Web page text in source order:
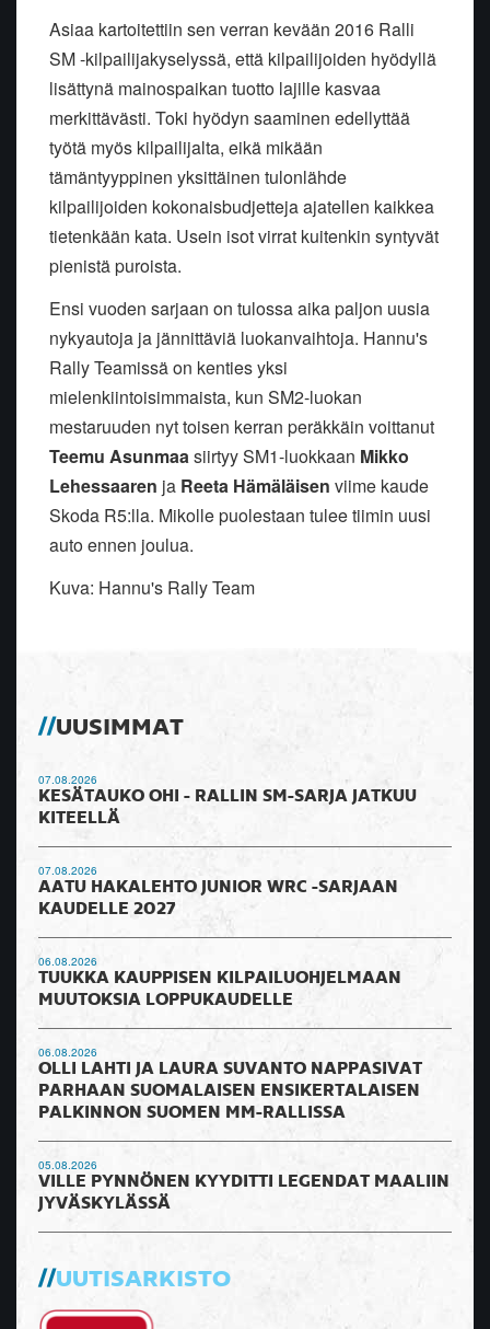
Asiaa kartoitettiin sen verran kevään 2016 Ralli
SM -kilpailijakyselyssä, että kilpailijoiden hyödyllä
lisättynä mainospaikan tuotto lajille kasvaa
merkittävästi. Toki hyödyn saaminen edellyttää
työtä myös kilpailijalta, eikä mikään
tämäntyyppinen yksittäinen tulonlähde
kilpailijoiden kokonaisbudjetteja ajatellen kaikkea
tietenkään kata. Usein isot virrat kuitenkin syntyvät
pienistä puroista.
Ensi vuoden sarjaan on tulossa aika paljon uusia
nykyautoja ja jännittäviä luokanvaihtoja. Hannu's
Rally Teamissä on kenties yksi
mielenkiintoisimmaista, kun SM2-luokan
mestaruuden nyt toisen kerran peräkkäin voittanut
Teemu Asunmaasiirtyy SM1-luokkaan Mikko
Lehessaaren ja Reeta Hämäläisen viime kaude
Skoda R5:lla. Mikolle puolestaan tulee tiimin uusi
auto ennen joulua.
Kuva: Hannu's Rally Team
UUSIMMAT
07.08.2026
KESÄTAUKO OHI - RALLIN SM-SARJA JATKUU
KITEELLÄ
07.08.2026
AATU HAKALEHTO JUNIOR WRC -SARJAAN
KAUDELLE 2027
06.08.2026
TUUKKA KAUPPISEN KILPAILUOHJELMAAN
MUUTOKSIA LOPPUKAUDELLE
06.08.2026
OLLI LAHTI JA LAURA SUVANTO NAPPASIVAT
PARHAAN SUOMALAISEN ENSIKERTALAISEN
PALKINNON SUOMEN MM-RALLISSA
05.08.2026
VILLE PYNNÖNEN KYYDITTI LEGENDAT MAALIIN
JYVÄSKYLÄSSÄ
UUTISARKISTO